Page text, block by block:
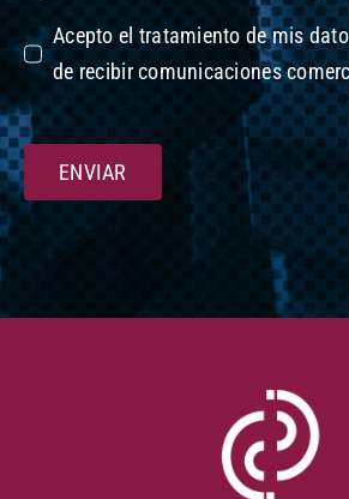
Acepto el tratamiento de mis
de recibir comunicaciones
ENVIAR